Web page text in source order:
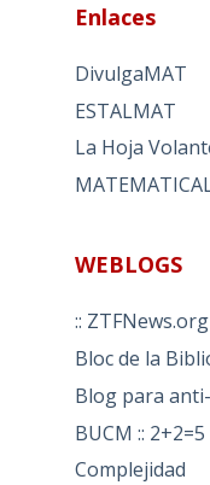
Enlaces
DivulgaMAT
ESTALMAT
La Hoja
WEBLOGS
:: ZTFNews.org
Bloc de la
Blog para
BUCM ::
Complejidad